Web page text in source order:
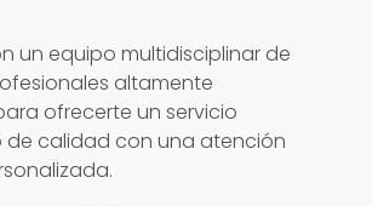
un equipo multidisciplinar de
altamente
ofrecerte un servicio
calidad con una atención